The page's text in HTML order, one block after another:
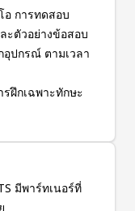
อ การทดสอบ
ะตัวอย่างข้อสอบ
อุปกรณ์ ตามเวลา
ฝึกเฉพาะทักษะ
มีพาร์ทเนอร์ที่